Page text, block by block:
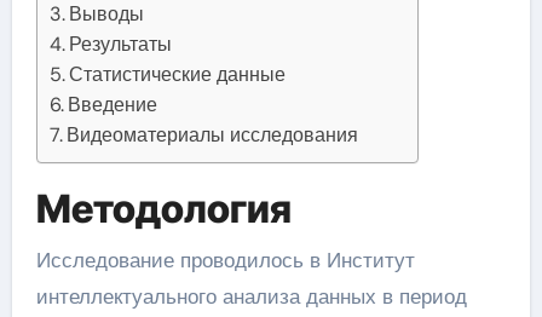
Выводы
Результаты
Статистические данные
Введение
Видеоматериалы исследования
Методология
Исследование проводилось в Институт
интеллектуального анализа данных в период